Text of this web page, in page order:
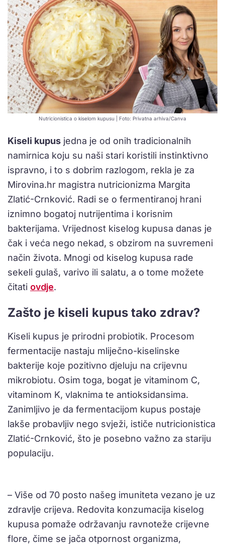
Nutricionistica o kiselom kupusu | Foto: Privatna arhiva/Canva
Kiseli kupus jedna je od onih tradicionalnih
namirnica koju su naši stari koristili instinktivno
ispravno, i to s dobrim razlogom, rekla je za
Mirovina.hr magistra nutricionizma Margita
Zlatić-Crnković. Radi se o fermentiranoj hrani
iznimno bogatoj nutrijentima i korisnim
bakterijama. Vrijednost kiselog kupusa danas je
čak i veća nego nekad, s obzirom na suvremeni
način života. Mnogi od kiselog kupusa rade
sekeli gulaš, varivo ili salatu, a o tome možete
čitati ovdje.
Zašto je kiseli kupus tako zdrav?
Kiseli kupus je prirodni probiotik. Procesom
fermentacije nastaju mliječno-kiselinske
bakterije koje pozitivno djeluju na crijevnu
mikrobiotu. Osim toga, bogat je vitaminom C,
vitaminom K, vlaknima te antioksidansima.
Zanimljivo je da fermentacijom kupus postaje
lakše probavljiv nego svježi, ističe nutricionistica
Zlatić-Crnković, što je posebno važno za stariju
populaciju.
– Više od 70 posto našeg imuniteta vezano je uz
zdravlje crijeva. Redovita konzumacija kiselog
kupusa pomaže održavanju ravnoteže crijevne
flore, čime se jača otpornost organizma,